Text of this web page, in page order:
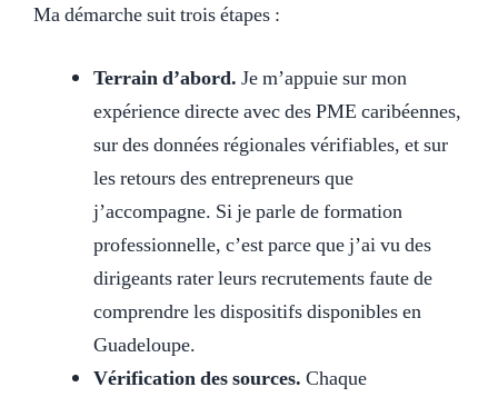
Ma démarche suit trois étapes :
Terrain d’abord. Je m’appuie sur mon
expérience directe avec des PME caribéennes,
sur des données régionales vérifiables, et sur
les retours des entrepreneurs que
j’accompagne. Si je parle de formation
professionnelle, c’est parce que j’ai vu des
dirigeants rater leurs recrutements faute de
comprendre les dispositifs disponibles en
Guadeloupe.
Vérification des sources. Chaque